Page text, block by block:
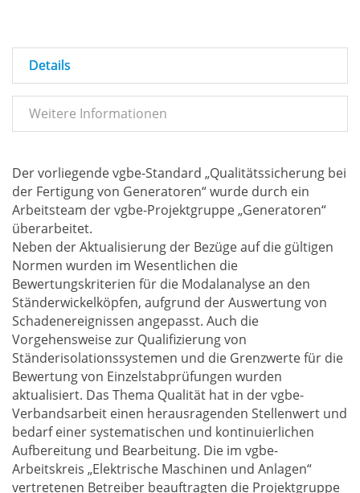
Details
Weitere Informationen
Der vorliegende vgbe-Standard „Qualitätssicherung bei
der Fertigung von Generatoren“ wurde durch ein
Arbeitsteam der vgbe-Projektgruppe „Generatoren“
überarbeitet.
Neben der Aktualisierung der Bezüge auf die gültigen
Normen wurden im Wesentlichen die
Bewertungskriterien für die Modalanalyse an den
Ständerwickelköpfen, aufgrund der Auswertung von
Schadenereignissen angepasst. Auch die
Vorgehensweise zur Qualifizierung von
Ständerisolationssystemen und die Grenzwerte für die
Bewertung von Einzelstabprüfungen wurden
aktualisiert. Das Thema Qualität hat in der vgbe-
Verbandsarbeit einen herausragenden Stellenwert und
bedarf einer systematischen und kontinuierlichen
Aufbereitung und Bearbeitung. Die im vgbe-
Arbeitskreis „Elektrische Maschinen und Anlagen“
vertretenen Betreiber beauftragten die Projektgruppe